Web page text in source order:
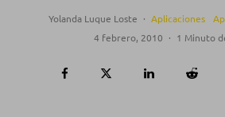
Yolanda Luque Loste · Aplicaciones
4 febrero, 2010 · 1 Minuto